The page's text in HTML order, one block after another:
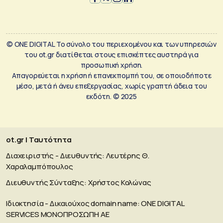
© ONE DIGITAL Το σύνολο του περιεχομένου και των υπηρεσιών
του ot.gr διατίθεται στους επισκέπτες αυστηρά για
προσωπική χρήση.
Απαγορεύεται η χρήση ή επανεκπομπή του, σε οποιοδήποτε
μέσο, μετά ή άνευ επεξεργασίας, χωρίς γραπτή άδεια του
εκδότη. © 2025
ot.gr | Ταυτότητα
Διαχειριστής - Διευθυντής: Λευτέρης Θ.
Χαραλαμπόπουλος
Διευθυντής Σύνταξης: Χρήστος Κολώνας
Ιδιοκτησία - Δικαιούχος domain name: ΟΝΕ DIGITAL
SERVICES MONOΠΡΟΣΩΠΗ ΑΕ